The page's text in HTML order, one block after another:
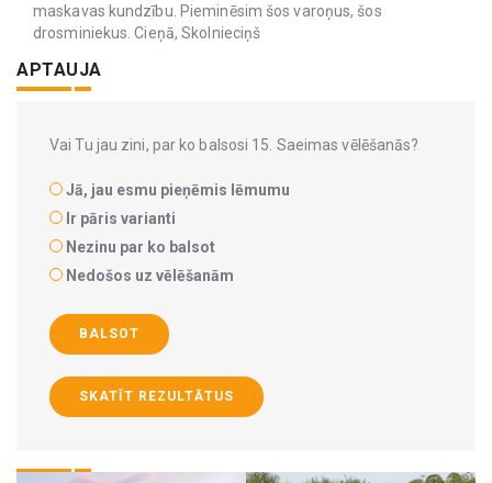
maskavas kundzību. Pieminēsim šos varoņus, šos
drosminiekus. Cieņā, Skolnieciņš
APTAUJA
Vai Tu jau zini, par ko balsosi 15. Saeimas vēlēšanās?
Jā, jau esmu pieņēmis lēmumu
Ir pāris varianti
Nezinu par ko balsot
Nedošos uz vēlēšanām
BALSOT
SKATĪT REZULTĀTUS